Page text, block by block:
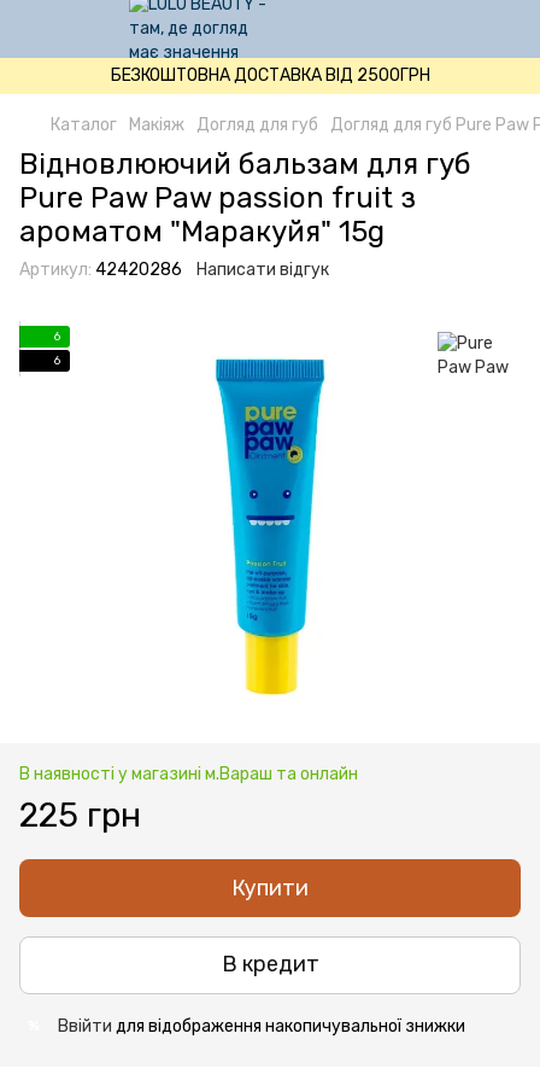
БЕЗКОШТОВНА ДОСТАВКА ВІД 2500ГРН
Каталог Макіяж Догляд для губ Догляд для губ Pure Paw
Відновлюючий бальзам для губ
Pure Paw Paw passion fruit з
ароматом "Маракуйя" 15g
Артикул: 42420286 Написати відгук
6
6
В наявності у магазині м.Вараш та онлайн
225 грн
Купити
В кредит
Ввійти для відображення накопичувальної знижки